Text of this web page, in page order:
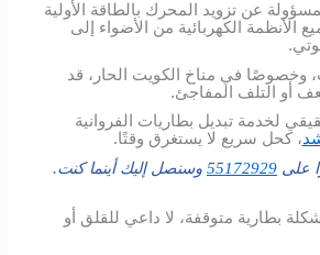
عن تزويد المحرك بالطاقة الأولية
الأنظمة الكهربائية من الأضواء إلى
وخصوصًا في مناخ الكويت الحار، قد
أو التلف المفاجئ.
لخدمة تبديل بطاريات الفروانية
، كحل سريع لا يستغرق وقتًا.
على 55172929 وسنصل إليك أينما كنت.
بطارية متوقفة، لا داعي للقلق أو